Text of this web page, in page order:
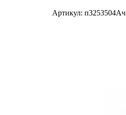
Артикул: п3253504Ач